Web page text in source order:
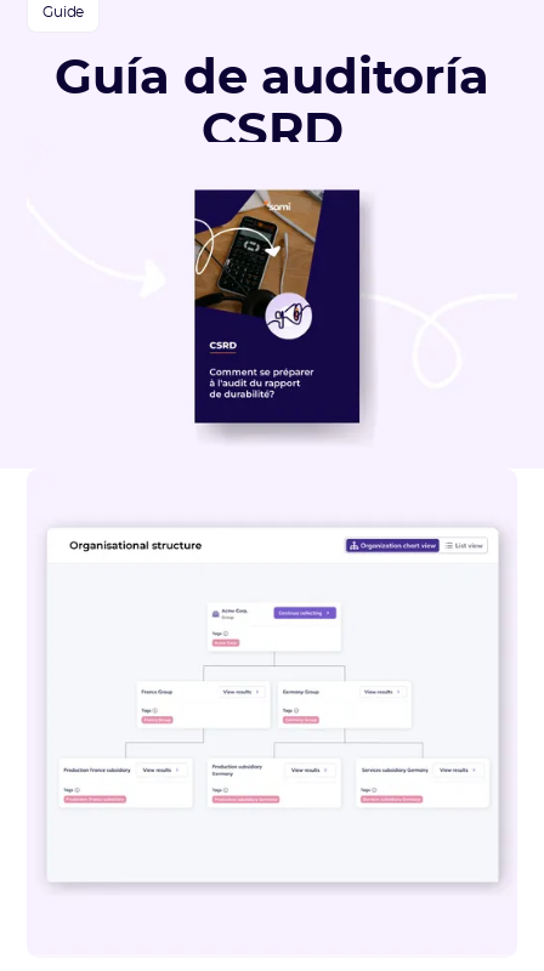
Guide
Guía de auditoría
CSRD